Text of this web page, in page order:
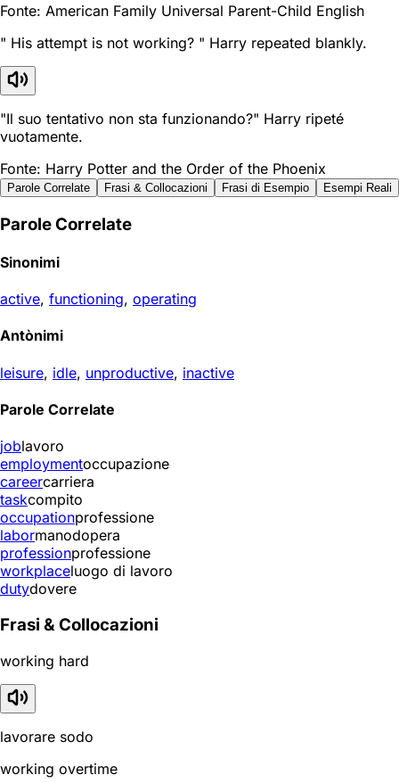
Fonte: American Family Universal Parent-Child English
" His attempt is not working? " Harry repeated blankly.
"Il suo tentativo non sta funzionando?" Harry ripeté
vuotamente.
Fonte: Harry Potter and the Order of the Phoenix
Parole Correlate Frasi & Collocazioni Frasi di Esempio Esempi Reali
Parole Correlate
Sinonimi
active, functioning, operating
Antònimi
leisure, idle, unproductive, inactive
Parole Correlate
joblavoro
employmentoccupazione
careercarriera
taskcompito
occupationprofessione
labormanodopera
professionprofessione
workplaceluogo di lavoro
dutydovere
Frasi & Collocazioni
working hard
lavorare sodo
working overtime